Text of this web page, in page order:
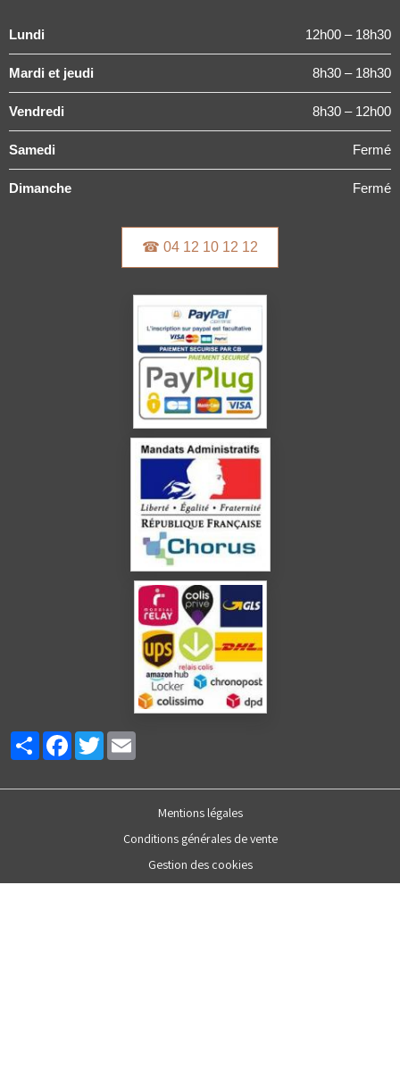
Lundi 12h00 – 18h30
Mardi et jeudi 8h30 – 18h30
Vendredi 8h30 – 12h00
Samedi Fermé
Dimanche Fermé
☎ 04 12 10 12 12
PartagerFacebookTwitter
Mentions légales
Conditions générales de vente
Gestion des cookies